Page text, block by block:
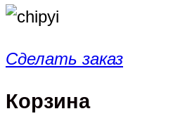
Сделать заказ
Корзина